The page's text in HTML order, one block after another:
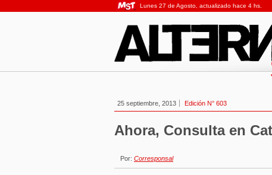
Lunes 27 de Agosto, actualizado hace 4 hs.
25 septiembre, 2013 Edición N° 603
Ahora, Consulta en
Por: Corresponsal